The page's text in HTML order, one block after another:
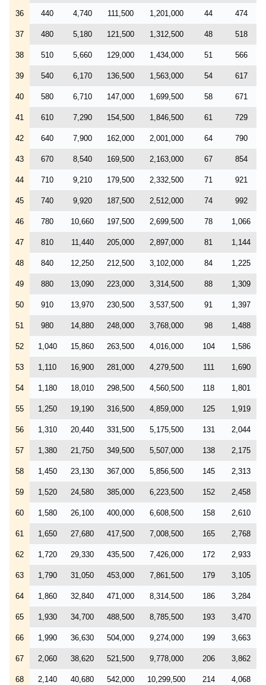
36 440 4,740 111,500 1,201,000 44 474
37 480 5,180 121,500 1,312,500 48 518
38 510 5,660 129,000 1,434,000 51 566
39 540 6,170 136,500 1,563,000 54 617
40 580 6,710 147,000 1,699,500 58 671
41 610 7,290 154,500 1,846,500 61 729
42 640 7,900 162,000 2,001,000 64 790
43 670 8,540 169,500 2,163,000 67 854
44 710 9,210 179,500 2,332,500 71 921
45 740 9,920 187,500 2,512,000 74 992
46 780 10,660 197,500 2,699,500 78 1,066
47 810 11,440 205,000 2,897,000 81 1,144
48 840 12,250 212,500 3,102,000 84 1,225
49 880 13,090 223,000 3,314,500 88 1,309
50 910 13,970 230,500 3,537,500 91 1,397
51 980 14,880 248,000 3,768,000 98 1,488
52 1,040 15,860 263,500 4,016,000 104 1,586
53 1,110 16,900 281,000 4,279,500 111 1,690
54 1,180 18,010 298,500 4,560,500 118 1,801
55 1,250 19,190 316,500 4,859,000 125 1,919
56 1,310 20,440 331,500 5,175,500 131 2,044
57 1,380 21,750 349,500 5,507,000 138 2,175
58 1,450 23,130 367,000 5,856,500 145 2,313
59 1,520 24,580 385,000 6,223,500 152 2,458
60 1,580 26,100 400,000 6,608,500 158 2,610
61 1,650 27,680 417,500 7,008,500 165 2,768
62 1,720 29,330 435,500 7,426,000 172 2,933
63 1,790 31,050 453,000 7,861,500 179 3,105
64 1,860 32,840 471,000 8,314,500 186 3,284
65 1,930 34,700 488,500 8,785,500 193 3,470
66 1,990 36,630 504,000 9,274,000 199 3,663
67 2,060 38,620 521,500 9,778,000 206 3,862
68 2,140 40,680 542,000 10,299,500 214 4,068